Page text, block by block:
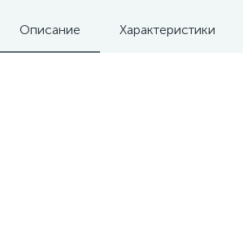
Описание Характеристики